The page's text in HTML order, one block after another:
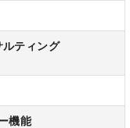
ルティング
機能